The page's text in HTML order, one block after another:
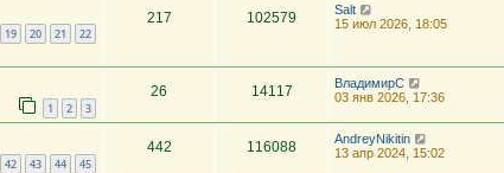
19 20 21 22
217 102579
Salt
15 июл 2026, 18:05
1 2 3
26 14117
ВладимирС
03 янв 2026, 17:36
42 43 44 45
442 116088
AndreyNikitin
13 апр 2024, 15:02